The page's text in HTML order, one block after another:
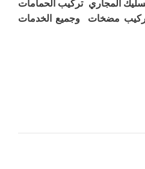
المجاري تركيب الحمامات
مضخات وجميع الخدمات